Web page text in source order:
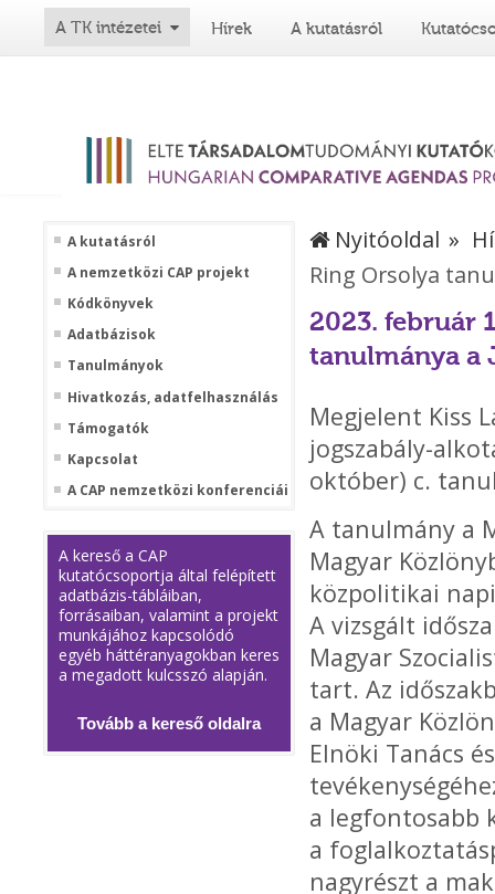
A TK intézetei Hírek A kutatásról
A kutatásról
A nemzetközi CAP projekt
Kódkönyvek
Adatbázisok
Tanulmányok
Hivatkozás, adatfelhasználás
Támogatók
Kapcsolat
A CAP nemzetközi konferenciái
A kereső a CAP
kutatócsoportja által felépített
adatbázis-tábláiban,
forrásaiban, valamint a projekt
munkájához kapcsolódó
egyéb háttéranyagokban keres
a megadott kulcsszó alapján.
Tovább a kereső oldalra
Nyitóoldal
Ring Orsolya
2023. február
tanulmánya a
Megjelent Kiss
jogszabály-
október) c.
A tanulmány a
Magyar
közpolitikai
A vizsgált
Magyar
tart. Az
a Magyar
Elnöki Tanács
a legfontosabb
a
nagyrészt a